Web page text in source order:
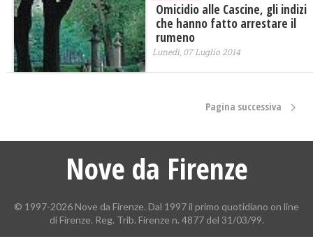
Omicidio alle Cascine, gli indizi
che hanno fatto arrestare il
rumeno
Lunedì, 07 Luglio 2014
Pagina successiva
Nove da Firenze
© 1997-2026 Nove da Firenze. Dal 1997 il primo quotidiano on line
di Firenze. Reg. Trib. Firenze n. 4877 del 31/03/99.